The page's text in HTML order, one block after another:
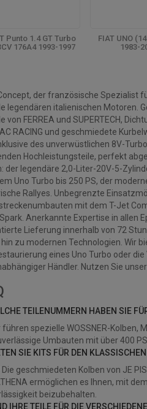
Punto 1.4 GT Turbo
176A4 1993-1997
FIAT UNO
1983-
der französische
legendären italienischen Motoren.
von FERREA und SUPERTECH,
RACING und geschmiedete
des unverwüstlichen 8V-
Hochleistungsteile, perfekt
der legendäre 2,0-Liter-20V-5-
Uno Turbo bis 250 PS, der
Rallyes. Unbegrenzte
mit dem T-Jet
Anerkannte Expertise in allen
Lieferung innerhalb von 72
hin zu modernen Technologien. Wir
eines Uno Turbo oder
Händler. Nutzen Sie
TEILENUMMERN HABEN SIE
führen spezielle WOSSNER-Kolben,
Umbauten mit über 400
SIE KITS FÜR DEN
Die geschmiedeten Kolben von JE
ermöglichen es Ihnen, mit
beizubehalten.
IHRE TEILE FÜR DIE